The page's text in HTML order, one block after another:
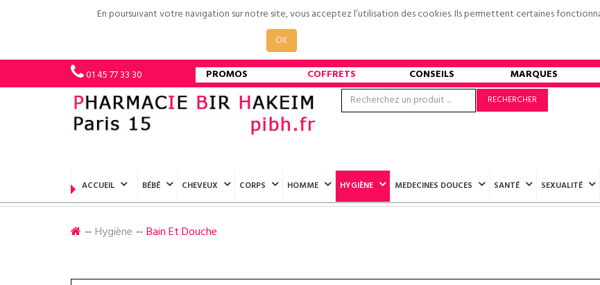
En poursuivant votre navigation sur notre site, vous acceptez l’utilisation des cookies. Ils permettent certaines
OK
01 45 77 33 30 PROMOS COFFRETS CONSEILS MARQUES
RECHERCHER
ACCUEIL BÉBÉ CHEVEUX CORPS HOMME HYGIÈNE MEDECINES DOUCES SANTÉ SEXUALITÉ
Hygiène Bain Et Douche